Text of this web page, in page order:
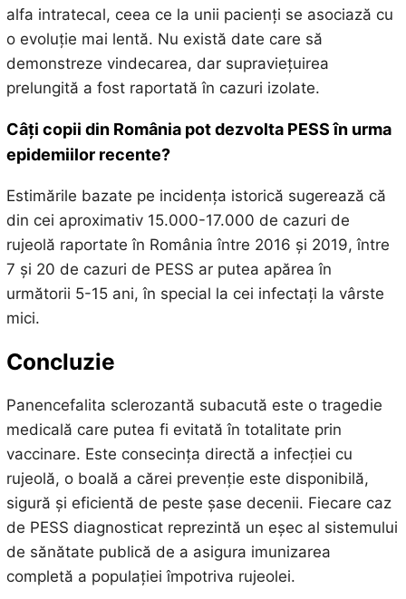
alfa intratecal, ceea ce la unii pacienți se asociază cu
o evoluție mai lentă. Nu există date care să
demonstreze vindecarea, dar supraviețuirea
prelungită a fost raportată în cazuri izolate.
Câți copii din România pot dezvolta PESS în urma
epidemiilor recente?
Estimările bazate pe incidența istorică sugerează că
din cei aproximativ 15.000-17.000 de cazuri de
rujeolă raportate în România între 2016 și 2019, între
7 și 20 de cazuri de PESS ar putea apărea în
următorii 5-15 ani, în special la cei infectați la vârste
mici.
Concluzie
Panencefalita sclerozantă subacută este o tragedie
medicală care putea fi evitată în totalitate prin
vaccinare. Este consecința directă a infecției cu
rujeolă, o boală a cărei prevenție este disponibilă,
sigură și eficientă de peste șase decenii. Fiecare caz
de PESS diagnosticat reprezintă un eșec al sistemului
de sănătate publică de a asigura imunizarea
completă a populației împotriva rujeolei.